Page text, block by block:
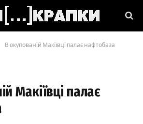
В окупованій Макіївці палає нафтобаза
Макіївці палає